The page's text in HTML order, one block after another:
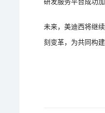
未来，美迪西将继
刻变革，为共同构